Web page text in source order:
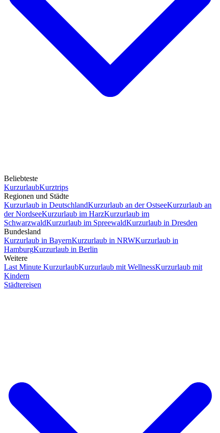
Beliebteste
KurzurlaubKurztrips
Regionen und Städte
Kurzurlaub in DeutschlandKurzurlaub an der OstseeKurzurlaub an
der NordseeKurzurlaub im HarzKurzurlaub im
SchwarzwaldKurzurlaub im SpreewaldKurzurlaub in Dresden
Bundesland
Kurzurlaub in BayernKurzurlaub in NRWKurzurlaub in
HamburgKurzurlaub in Berlin
Weitere
Last Minute KurzurlaubKurzurlaub mit WellnessKurzurlaub mit
Kindern
Städtereisen